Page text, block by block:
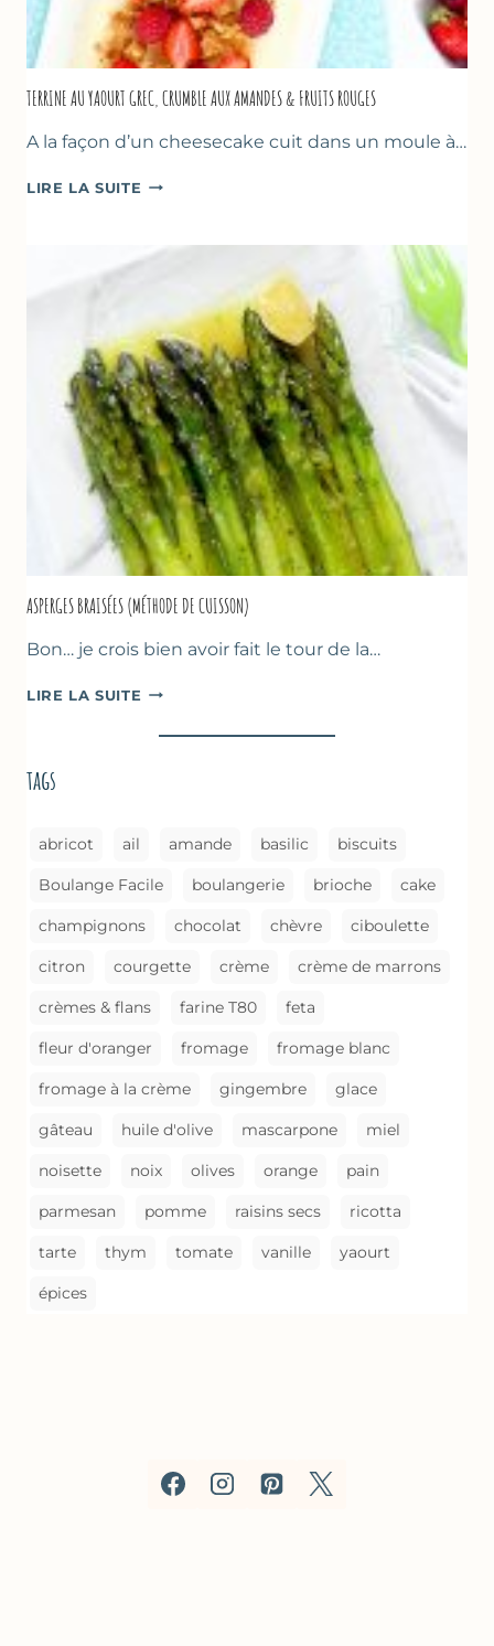
TERRINE AU YAOURT GREC, CRUMBLE AUX AMANDES & FRUITS ROUGES
A la façon d’un cheesecake cuit dans un moule à…
LIRE LA SUITE TERRINE
GREC,
AMANDES
&
FRUITS
ROUGES
ASPERGES BRAISÉES (MÉTHODE DE CUISSON)
Bon… je crois bien avoir fait le tour de la…
LIRE LA SUITE ASPERGES
(MÉTHODE
tags
abricot ail amande basilic biscuits
Boulange Facile boulangerie brioche cake
champignons chocolat chèvre ciboulette
citron courgette crème crème de marrons
crèmes & flans farine T80 feta
fleur d'oranger fromage fromage blanc
fromage à la crème gingembre glace
gâteau huile d'olive mascarpone miel
noisette noix olives orange pain
parmesan pomme raisins secs ricotta
tarte thym tomate vanille yaourt
épices